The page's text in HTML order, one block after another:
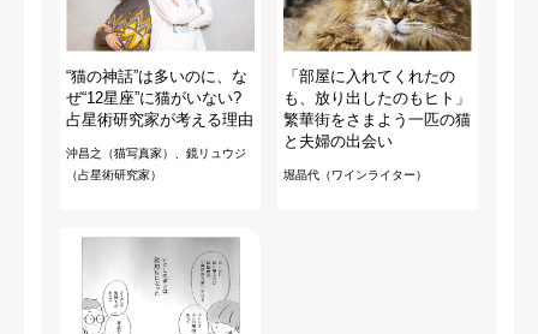
“猫の神話”は多いのに、な
ぜ“12星座”に猫がいない?
占星術研究家が考える理由
沖昌之（猫写真家）、鏡リュウジ
（占星術研究家）
「部屋に入れてくれたの
も、放り出したのもヒト」
繁華街をさまよう一匹の猫
と夫婦の出会い
堀晶代（ワインライター）